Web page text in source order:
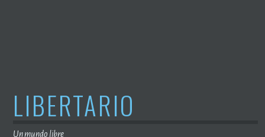
LIBERTARIO
Un mundo libre